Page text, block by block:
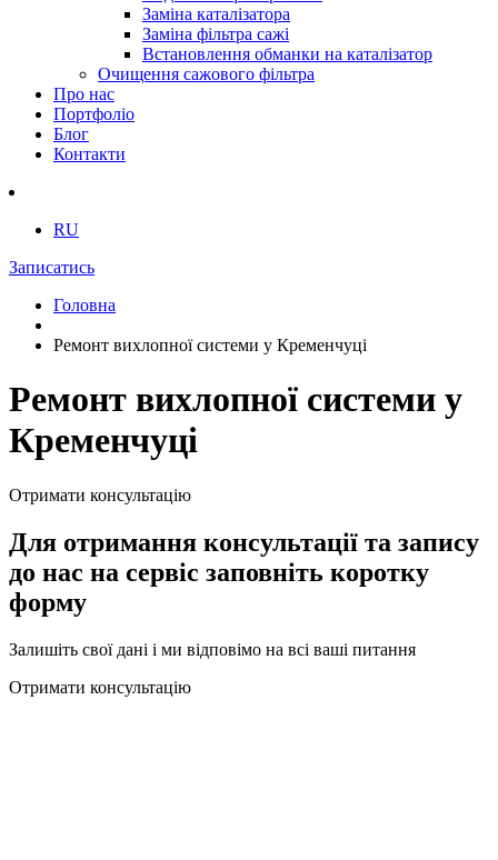
Заміна каталізатора
Заміна фільтра сажі
Встановлення обманки на каталізатор
Очищення сажового фільтра
Про нас
Портфоліо
Блог
Контакти
RU
Записатись
Головна
Ремонт вихлопної системи у Кременчуці
Ремонт вихлопної системи у
Кременчуці
Отримати консультацію
Для отримання консультації та запису
до нас на сервіс заповніть коротку
форму
Залишіть свої дані і ми відповімо на всі ваші питання
Отримати консультацію